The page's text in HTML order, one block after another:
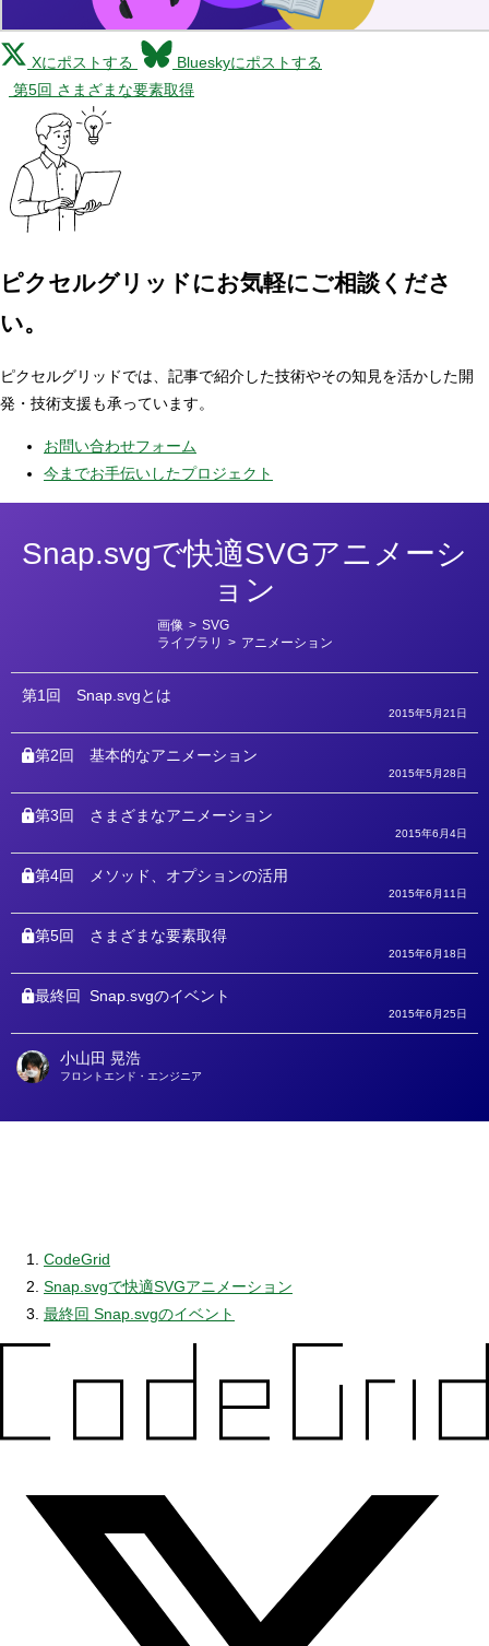
Xにポストする
Blueskyにポストする
第5回 さまざまな要素取得
ピクセルグリッドにお気軽にご相談くださ
い。
ピクセルグリッドでは、記事で紹介した技術やその知見を活かした開
発・技術支援も承っています。
お問い合わせフォーム
今までお手伝いしたプロジェクト
Snap.svgで快適SVGアニメーシ
ョン
カ
テ
ゴ
リ
画像 > SVG
ライブラリ > アニメーション
第1回 Snap.svgとは
2015年5月21日
第2回 基本的なアニメーション
2015年5月28日
第3回 さまざまなアニメーション
2015年6月4日
第4回 メソッド、オプションの活用
2015年6月11日
第5回 さまざまな要素取得
2015年6月18日
最終回 Snap.svgのイベント
2015年6月25日
著
小山田 晃浩
フロントエンド・エンジニア
CodeGrid
Snap.svgで快適SVGアニメーション
最終回 Snap.svgのイベント